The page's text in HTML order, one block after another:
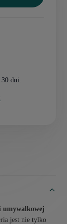
dni.
umywalkowej
jest nie tylko